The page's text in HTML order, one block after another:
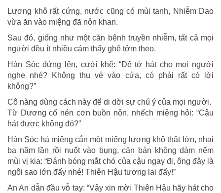
Lương khô rất cứng, nước cũng có mùi tanh, Nhiễm Dao
vừa ăn vào miệng đã nôn khan.
Sau đó, giống như một căn bệnh truyền nhiễm, tất cả mọi
người đều ít nhiều cảm thấy ghê tởm theo.
Hàn Sóc đứng lên, cười khẽ: “Để tớ hát cho mọi người
nghe nhé? Không thu vé vào cửa, có phải rất có lời
không?”
Cô nàng dùng cách này để di dời sự chú ý của mọi người.
Từ Dương cố nén cơn buồn nôn, nhếch miệng hỏi: “Cậu
hát được không đó?”
Hàn Sóc há miệng cắn một miếng lương khô thật lớn, nhai
ba năm lần rồi nuốt vào bụng, căn bản không dám nếm
mùi vị kia: “Đánh bóng mắt chó của cậu ngay đi, ông đây là
ngôi sao lớn đấy nhé! Thiên Hậu tương lai đấy!”
An An dẫn đầu vỗ tay: “Vậy xin mời Thiên Hậu hãy hát cho